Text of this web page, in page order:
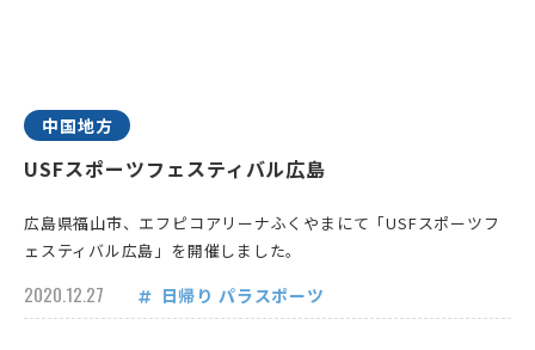
中国地方
USFスポーツフェスティバル広島
広島県福山市、エフピコアリーナふくやまにて「USFスポーツフ
ェスティバル広島」を開催しました。
2020.12.27 日帰り パラスポーツ